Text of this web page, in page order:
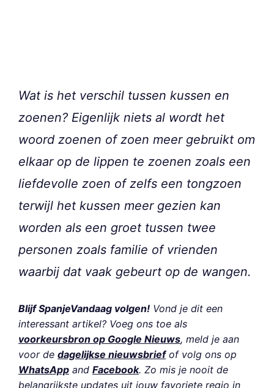
Wat is het verschil tussen kussen en
zoenen? Eigenlijk niets al wordt het
woord zoenen of zoen meer gebruikt om
elkaar op de lippen te zoenen zoals een
liefdevolle zoen of zelfs een tongzoen
terwijl het kussen meer gezien kan
worden als een groet tussen twee
personen zoals familie of vrienden
waarbij dat vaak gebeurt op de wangen.
Blijf SpanjeVandaag volgen! Vond je dit een
interessant artikel? Voeg ons toe als
voorkeursbron op Google Nieuws, meld je aan
voor de dagelijkse nieuwsbriefof volg ons op
WhatsApp and Facebook. Zo mis je nooit de
belangrijkste updates uit jouw favoriete regio in